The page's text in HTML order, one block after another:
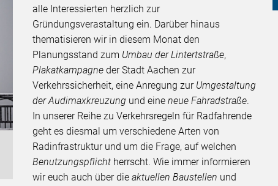
alle Interessierten herzlich zur
Gründungsverastaltung ein. Darüber hinaus
thematisieren wir in diesem Monat den
Planungsstand zum Umbau der Lintertstraße,
Plakatkampagne der Stadt Aachen zur
Verkehrssicherheit, eine Anregung zur Umgestaltung
der Audimaxkreuzung und eineneue Fahradstraße.
In unserer Reihe zu Verkehrsregeln für Radfahrende
geht es diesmal um verschiedene Arten von
Radinfrastruktur und um die Frage, auf welchen
Benutzungspflicht herrscht. Wie immer informieren
wir euch auch über dieaktuellen Baustellen und